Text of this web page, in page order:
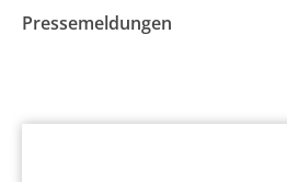
Pressemeldungen